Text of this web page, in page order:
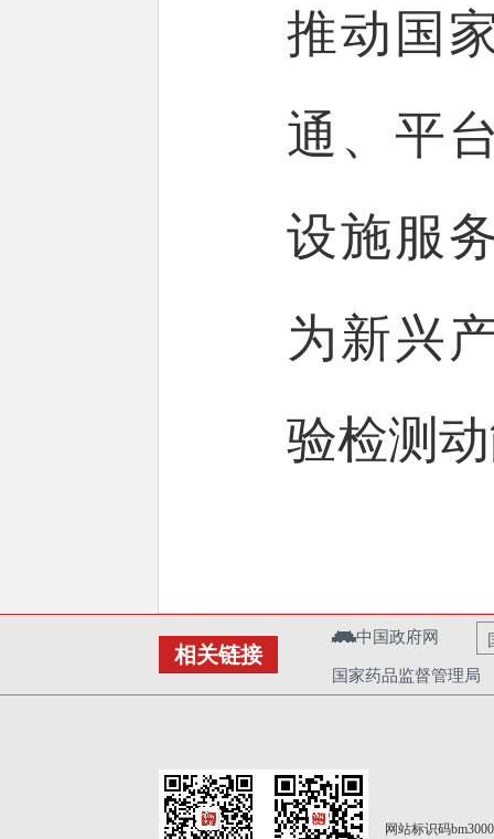
推动国
通、平
设施服
为新兴
验检测
相关链接
中国政府网
国家药品监督管理局
网站标识码